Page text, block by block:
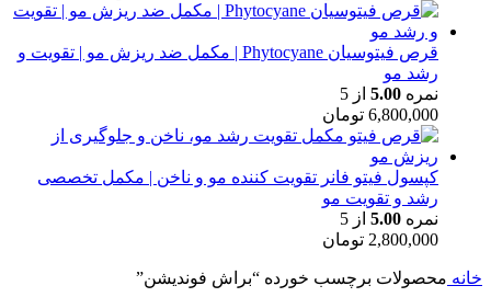
قرص فیتوسیان Phytocyane | مکمل ضد ریزش مو | تقویت و
رشد مو
نمره 5.00 از 5
6,800,000 تومان
کپسول فیتو فانر تقویت کننده مو و ناخن | مکمل تخصصی
رشد و تقویت مو
نمره 5.00 از 5
2,800,000 تومان
خانه محصولات برچسب خورده “براش فوندیشن”